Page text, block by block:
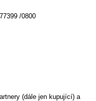
/0800
(dále jen kupující) a